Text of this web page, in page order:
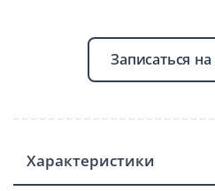
Записаться
Характеристики